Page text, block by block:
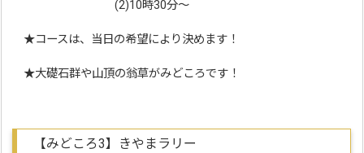
(2)10時30分～
★コースは、当日の希望により決めます！
★大礎石群や山頂の翁草がみどころです！
【みどころ3】きやまラリー